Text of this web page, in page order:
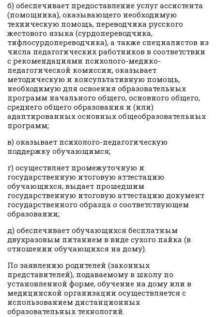
б) обеспечивает предоставление услуг ассистента
(помощника), оказывающего необходимую
техническую помощь, переводчика русского
жестового языка (сурдопереводчика,
тифлосурдопереводчика), а также специалистов из
числа педагогических работников в соответствии
с рекомендациями психолого-медико-
педагогической комиссии, оказывает
методическую и консультативную помощь,
необходимую для освоения образовательных
программ начального общего, основного общего,
среднего общего образования и (или)
адаптированных основных общеобразовательных
программ;
в) оказывает психолого-педагогическую
поддержку обучающимся;
г) осуществляет промежуточную и
государственную итоговую аттестацию
обучающихся, выдает прошедшим
государственную итоговую аттестацию документ
государственного образца о соответствующем
образовании;
д) обеспечивает обучающихся бесплатным
двухразовым питанием в виде сухого пайка (в
отношении обучающихся на дому).
По заявлению родителей (законных
представителей), подаваемому в школу по
установленной форме, обучение на дому или в
медицинской организации осуществляется с
использованием дистанционных
образовательных технологий.